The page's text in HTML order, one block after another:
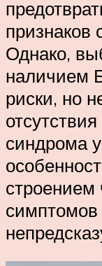
признаков
Однако,
наличием
риски, но
синдрома
строением
симптомов